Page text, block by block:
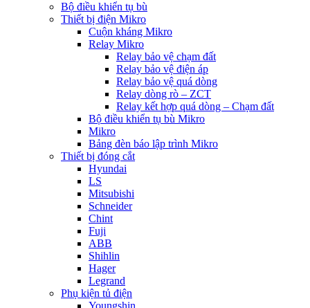
Bộ điều khiển tụ bù
Thiết bị điện Mikro
Cuộn kháng Mikro
Relay Mikro
Relay bảo vệ chạm đất
Relay bảo vệ điện áp
Relay bảo vệ quá dòng
Relay dòng rò – ZCT
Relay kết hợp quá dòng – Chạm đất
Bộ điều khiển tụ bù Mikro
Mikro
Bảng đèn báo lập trình Mikro
Thiết bị đóng cắt
Hyundai
LS
Mitsubishi
Schneider
Chint
Fuji
ABB
Shihlin
Hager
Legrand
Phụ kiện tủ điện
Youngshin